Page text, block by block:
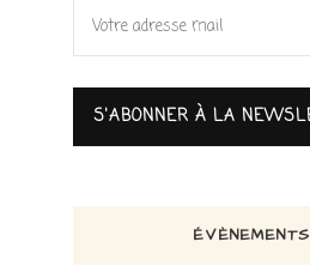
ÉVÈNEMENTS